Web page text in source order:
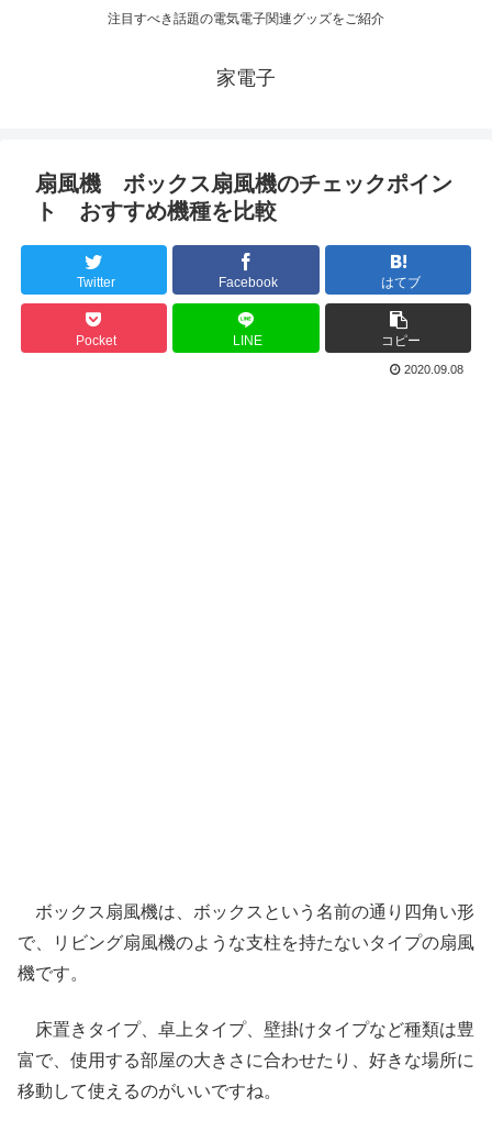
注目すべき話題の電気電子関連グッズをご紹介
家電子
扇風機 ボックス扇風機のチェックポイン
ト おすすめ機種を比較
Twitter Facebook はてブ
Pocket LINE コピー
2020.09.08
ボックス扇風機は、ボックスという名前の通り四角い形
で、リビング扇風機のような支柱を持たないタイプの扇風
機です。
床置きタイプ、卓上タイプ、壁掛けタイプなど種類は豊
富で、使用する部屋の大きさに合わせたり、好きな場所に
移動して使えるのがいいですね。